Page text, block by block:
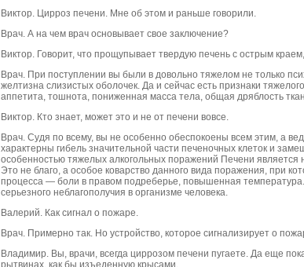
Виктор. Цирроз печени. Мне об этом и раньше говорили.
Врач. А на чем врач основывает свое заключение?
Виктор. Говорит, что прощупывает твердую печень с острым
Врач. При поступлении вы были в довольно тяжелом не только
желтизна слизистых оболочек. Да и сейчас есть признаки
аппетита, тошнота, пониженная масса тела, общая дряблость
Виктор. Кто знает, может это и не от печени вовсе.
Врач. Судя по всему, вы не особенно обеспокоены всем этим, а
характерны гибель значительной части печеночных клеток и
особенностью тяжелых алкогольных поражений Печени является
Это не благо, а особое коварство данного вида поражения, при
процесса — боли в правом подреберье, повышенная
серьезного неблагополучия в организме человека.
Валерий. Как сигнал о пожаре.
Врач. Примерно так. Но устройство, которое сигнализирует о
Владимир. Вы, врачи, всегда циррозом печени пугаете. Да еще
рытвинах, как бы изъеденную крысами.